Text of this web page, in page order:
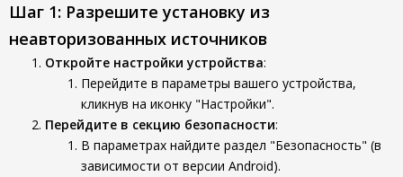
Шаг 1: Разрешите установку из
неавторизованных источников
Откройте настройки устройства:
Перейдите в параметры вашего устройства,
кликнув на иконку "Настройки".
Перейдите в секцию безопасности:
В параметрах найдите раздел "Безопасность" (в
зависимости от версии Android).